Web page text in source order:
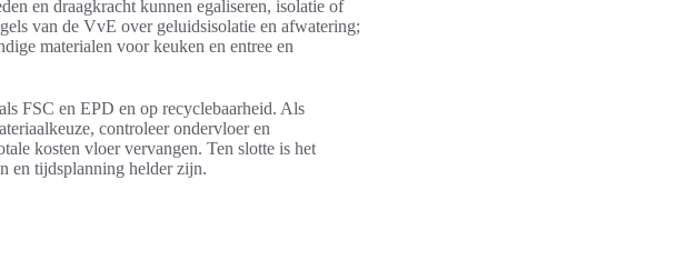
en draagkracht kunnen egaliseren, isolatie of
van de VvE over geluidsisolatie en afwatering;
materialen voor keuken en entree en
FSC en EPD en op recyclebaarheid. Als
controleer ondervloer en
kosten vloer vervangen. Ten slotte is het
en tijdsplanning helder zijn.